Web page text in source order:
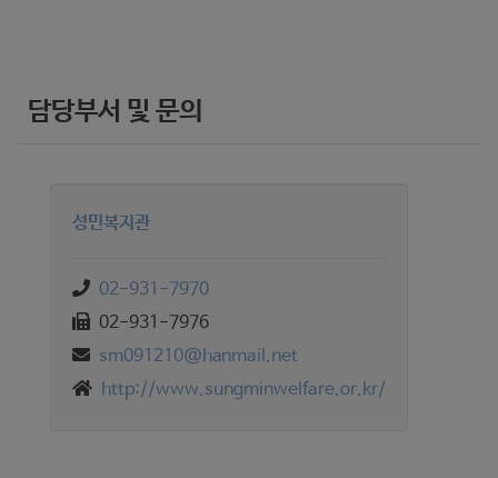
담당부서 및 문의
성민복지관
02-931-7970
02-931-7976
sm091210@hanmail.net
http://www.sungminwelfare.or.kr/